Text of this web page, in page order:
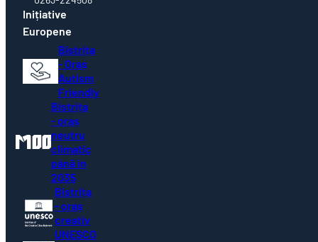
Inițiative
Europene
Bistrița
- Oraș
Autism
Friendly
Bistrița
- oraș
neutru
climatic
până în
2035
Bistrița
- oraș
creativ
UNESCO